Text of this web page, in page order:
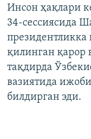
Инсон ҳақлари
34-сессиясида
президентликка
қилинган қарор
тақдирда
вазиятида
билдирган эди.